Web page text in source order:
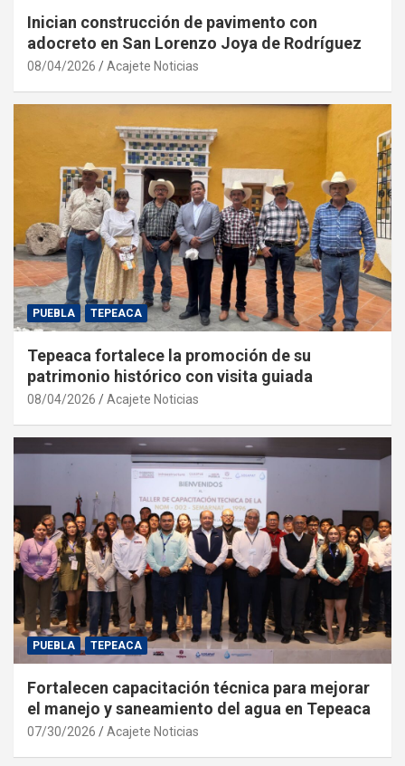
Inician construcción de pavimento con
adocreto en San Lorenzo Joya de Rodríguez
08/04/2026 Acajete Noticias
PUEBLA TEPEACA
Tepeaca fortalece la promoción de su
patrimonio histórico con visita guiada
08/04/2026 Acajete Noticias
PUEBLA TEPEACA
Fortalecen capacitación técnica para mejorar
el manejo y saneamiento del agua en Tepeaca
07/30/2026 Acajete Noticias